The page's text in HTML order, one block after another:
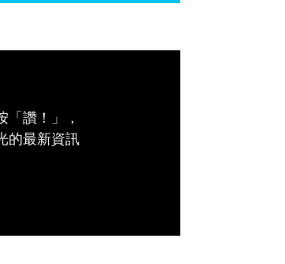
「讚！」，
的最新資訊